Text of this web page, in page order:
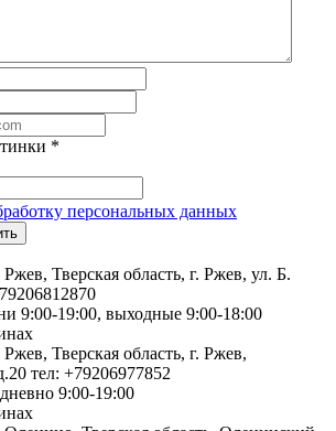
*
персональных данных
Тверская область, г. Ржев, ул. Б.
9:00-19:00, выходные 9:00-18:00
Тверская область, г. Ржев,
тел: +79206977852
9:00-19:00